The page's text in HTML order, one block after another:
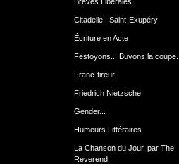
Citadelle : Saint-Exupéry
Écriture en Acte
Festoyons... Buvons la coupe...
Franc-tireur
Friedrich Nietzsche
Gender...
Humeurs Littéraires
La Chanson du Jour, par The
Reverend.